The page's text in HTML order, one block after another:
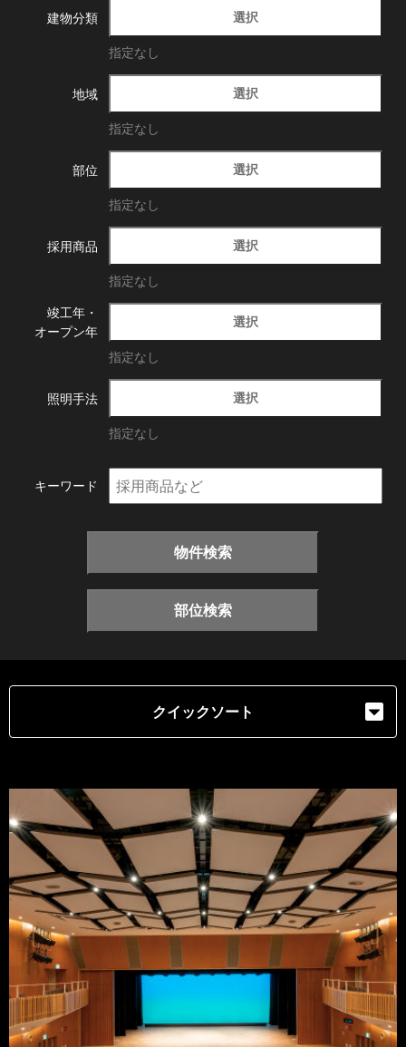
建物分類 選択
指定なし
地域 選択
指定なし
部位 選択
指定なし
採用商品 選択
指定なし
竣工年・
オープン年
選択
指定なし
照明手法 選択
指定なし
キーワード
物件検索
部位検索
クイックソート